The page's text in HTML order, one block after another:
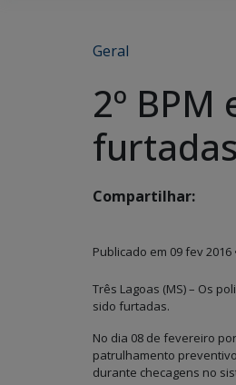
Geral
2º
Compartilhar:
Publicado em 09 fev 2016
Três Lagoas (MS) – Os
sido furtadas.
No dia 08 de fevereiro
patrulhamento
durante checagens no